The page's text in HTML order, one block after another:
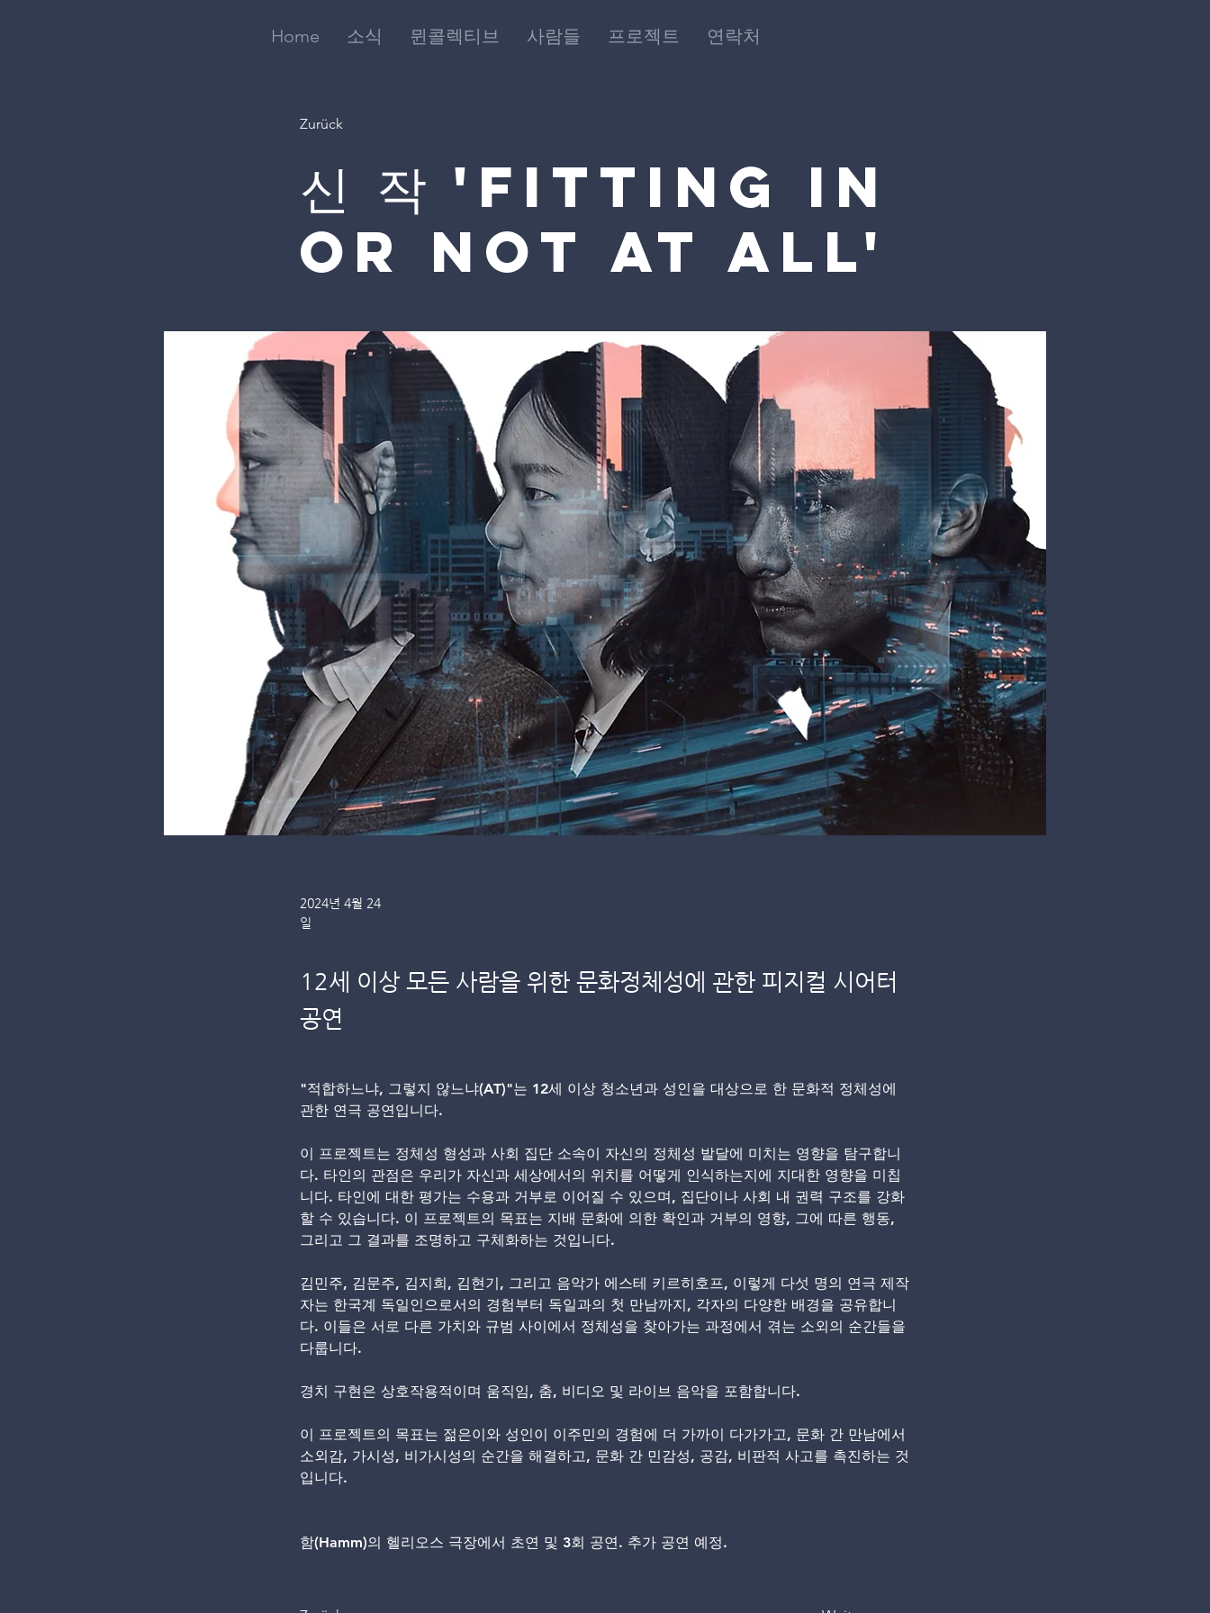
Home 소식 뮌콜렉티브 사람들 프로젝트 연락처
Zurück
신 작 'Fitting in
or Not at all'
2024년 4월 24
일
12세 이상 모든 사람을 위한 문화정체성에 관한 피지컬 시어터
공연
"적합하느냐, 그렇지 않느냐(AT)"는 12세 이상 청소년과 성인을 대상으로 한 문화적 정체성에
관한 연극 공연입니다.
이 프로젝트는 정체성 형성과 사회 집단 소속이 자신의 정체성 발달에 미치는 영향을 탐구합니
다. 타인의 관점은 우리가 자신과 세상에서의 위치를 어떻게 인식하는지에 지대한 영향을 미칩
니다. 타인에 대한 평가는 수용과 거부로 이어질 수 있으며, 집단이나 사회 내 권력 구조를 강화
할 수 있습니다. 이 프로젝트의 목표는 지배 문화에 의한 확인과 거부의 영향, 그에 따른 행동,
그리고 그 결과를 조명하고 구체화하는 것입니다.
김민주, 김문주, 김지희, 김현기, 그리고 음악가 에스테 키르히호프, 이렇게 다섯 명의 연극 제작
자는 한국계 독일인으로서의 경험부터 독일과의 첫 만남까지, 각자의 다양한 배경을 공유합니
다. 이들은 서로 다른 가치와 규범 사이에서 정체성을 찾아가는 과정에서 겪는 소외의 순간들을
다룹니다.
경치 구현은 상호작용적이며 움직임, 춤, 비디오 및 라이브 음악을 포함합니다.
이 프로젝트의 목표는 젊은이와 성인이 이주민의 경험에 더 가까이 다가가고, 문화 간 만남에서
소외감, 가시성, 비가시성의 순간을 해결하고, 문화 간 민감성, 공감, 비판적 사고를 촉진하는 것
입니다.
함(Hamm)의 헬리오스 극장에서 초연 및 3회 공연. 추가 공연 예정.